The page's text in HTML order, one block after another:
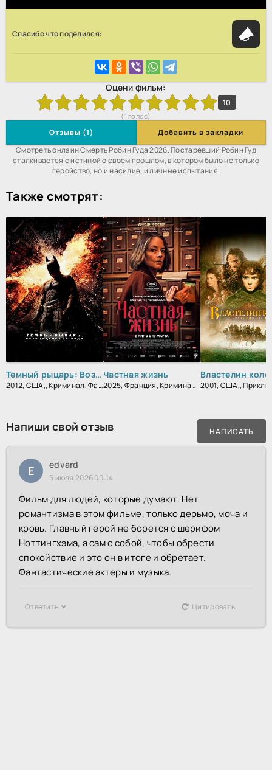
Спасибо что поделился:
Оцени фильм:
5 6 7 8 9 10 10
( 1 голос)
Отзывы (1)
Добавить в закладки
Смотреть онлайн Смерть Робин Гуда 2026. Постаревший Робин Гуд
сталкивается с истиной о своем прошлом, в котором было не только
геройство, но и насилие, и личные испытания.
Также смотрят:
Темный рыцарь: Возрождение легенды
2012, США,, Криминал, Фантастика, Боевик, Триллер, Зарубежный, Драма
Частная жизнь
2025, Франция, Криминал, Детектив, Триллер
Напиши свой отзыв НАПИСАТЬ
E edvard
5 июля 2026 00:14
Фильм для людей, которые думают. Нет
романтизма в этом фильме, только дерьмо, моча и
кровь. Главный герой не борется с шерифом
Ноттингхэма, а сам с собой, чтобы обрести
спокойствие и это он в итоге и обретает.
Фантастические актеры и музыка.
Ответить Цитировать